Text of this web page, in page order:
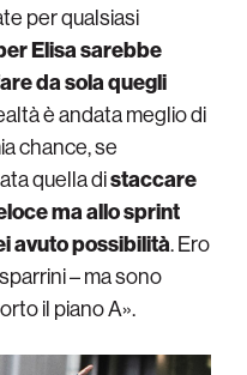
per qualsiasi
Elisa sarebbe
da sola quegli
è andata meglio di
chance, se
quella distaccare
ma allo sprint
avuto possibilità. Ero
– ma sono
il piano A».